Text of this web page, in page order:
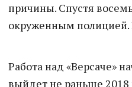
причины. Спустя
окруженным полицией.
Работа над «Версаче»
выйдет не раньше 2018